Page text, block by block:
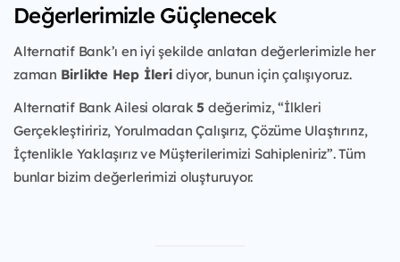
Değerlerimizle Güçlenecek
Alternatif Bank’ı en iyi şekilde anlatan değerlerimizle her
zaman Birlikte Hep İleridiyor, bunun için çalışıyoruz.
Alternatif Bank Ailesi olarak5 değerimiz, “İlkleri
Gerçekleştiririz, Yorulmadan Çalışırız, Çözüme Ulaştırırız,
İçtenlikle Yaklaşırız ve Müşterilerimizi Sahipleniriz”. Tüm
bunlar bizim değerlerimizi oluşturuyor.